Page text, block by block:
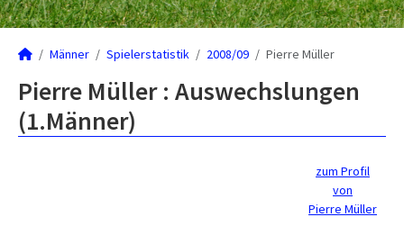
Männer Spielerstatistik 2008/09 Pierre Müller
Pierre Müller : Auswechslungen
(1.Männer)
zum Profil
von
Pierre Müller